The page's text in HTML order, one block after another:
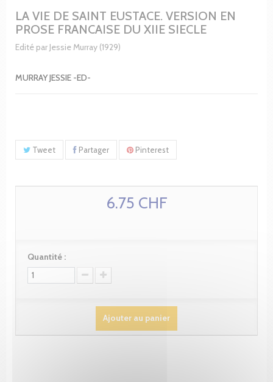
LA VIE DE SAINT EUSTACE. VERSION EN
PROSE FRANCAISE DU XIIE SIECLE
Edité par Jessie Murray (1929)
MURRAY JESSIE -ED-
Tweet Partager Pinterest
6.75 CHF
Quantité :
Ajouter au panier